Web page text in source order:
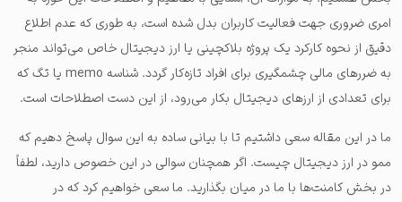
امری ضروری جهت فعالیت کاربران بدل شده است، به طوری که عدم اطلاع
دقیق از نحوه کارکرد یک پروژه بلاکچینی یا ارز دیجیتال خاص می‌تواند منجر
به ضررهای مالی چشمگیری برای افراد تازه‌کار گردد. شناسه memo یا تگ که
برای تعدادی از ارزهای دیجیتال بکار می‌رود، از این دست اصطلاحات است.
ما در این مقاله سعی داشتیم تا با بیانی ساده به این سوال پاسخ دهیم که
ممو در ارز دیجیتال چیست. اگر همچنان سوالی در این خصوص دارید، لطفاً
در بخش کامنت‌ها با ما در میان بگذارید. ما سعی خواهیم کرد که در